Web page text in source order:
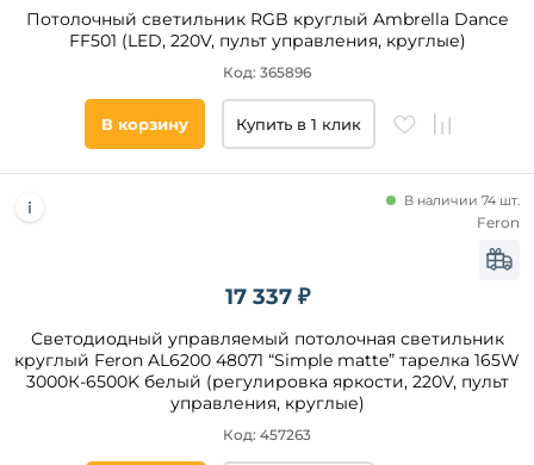
Потолочный светильник RGB круглый Ambrella Dance
FF501 (LED, 220V, пульт управления, круглые)
Код: 365896
В корзину Купить в 1 клик
17 337 ₽
Светодиодный управляемый потолочная светильник
круглый Feron AL6200 48071 “Simple matte” тарелка 165W
3000К-6500K белый (регулировка яркости, 220V, пульт
управления, круглые)
В наличии 74 шт.
Код: 457263
Feron